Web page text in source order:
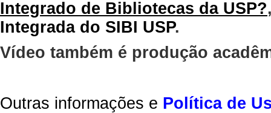
Integrado de Bibliotecas da USP?
Integrada do SIBI USP.
Vídeo também é produção
Outras informações e Política de